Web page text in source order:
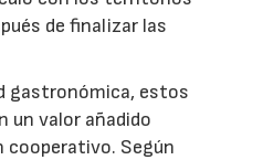
de finalizar las
gastronómica, estos
un valor añadido
cooperativo. Según